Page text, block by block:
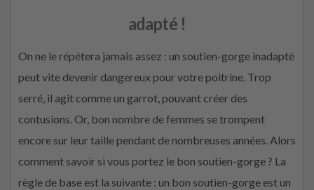
adapté !
On ne le répétera jamais assez : un soutien-gorge inadapté
peut vite devenir dangereux pour votre poitrine. Trop
serré, il agit comme un garrot, pouvant créer des
contusions. Or, bon nombre de femmes se trompent
encore sur leur taille pendant de nombreuses années. Alors
comment savoir si vous portez le bon soutien-gorge ? La
règle de base est la suivante : un bon soutien-gorge est un